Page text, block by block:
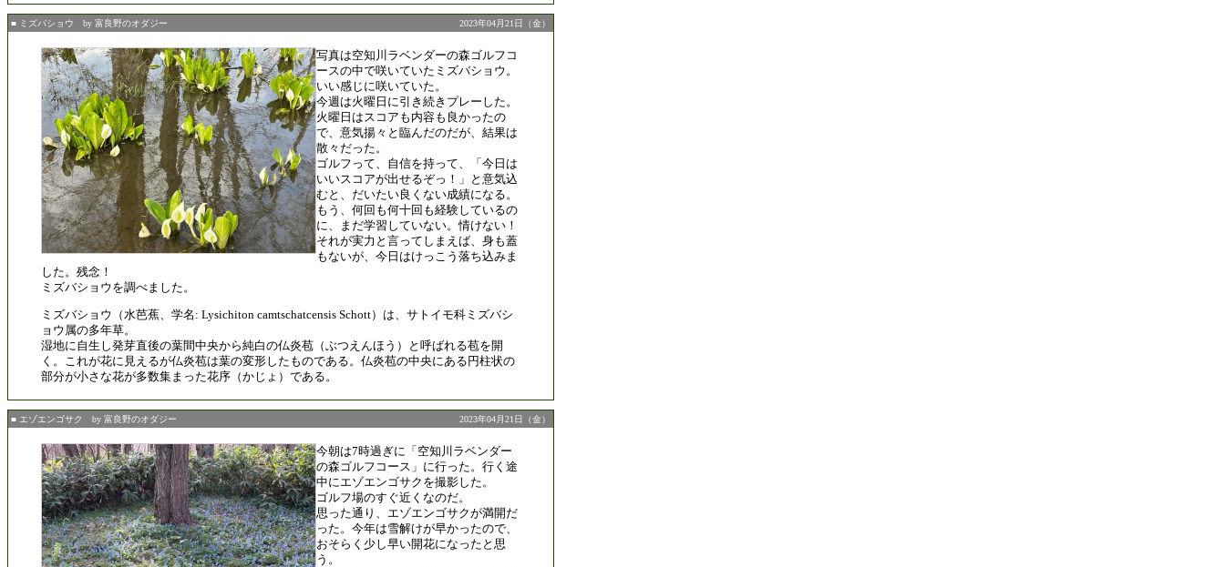
■ ミズバショウ by 富良野のオダジー 2023年04月21日（金）
写真は空知川ラベンダーの森ゴルフコ
ースの中で咲いていたミズバショウ。
いい感じに咲いていた。
今週は火曜日に引き続きプレーした。
火曜日はスコアも内容も良かったの
で、意気揚々と臨んだのだが、結果は
散々だった。
ゴルフって、自信を持って、「今日は
いいスコアが出せるぞっ！」と意気込
むと、だいたい良くない成績になる。
もう、何回も何十回も経験しているの
に、まだ学習していない。情けない！
それが実力と言ってしまえば、身も蓋
もないが、今日はけっこう落ち込みま
した。残念！
ミズバショウを調べました。
ミズバショウ（水芭蕉、学名: Lysichiton camtschatcensis Schott）は、サトイモ科ミズバシ
ョウ属の多年草。
湿地に自生し発芽直後の葉間中央から純白の仏炎苞（ぶつえんほう）と呼ばれる苞を開
く。これが花に見えるが仏炎苞は葉の変形したものである。仏炎苞の中央にある円柱状の
部分が小さな花が多数集まった花序（かじょ）である。
■ エゾエンゴサク by 富良野のオダジー 2023年04月21日（金）
今朝は7時過ぎに「空知川ラベンダー
の森ゴルフコース」に行った。行く途
中にエゾエンゴサクを撮影した。
ゴルフ場のすぐ近くなのだ。
思った通り、エゾエンゴサクが満開だ
った。今年は雪解けが早かったので、
おそらく少し早い開花になったと思
う。